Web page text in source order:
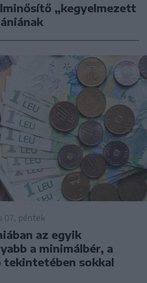
„kegyelmezett
07., péntek
az egyik
a minimálbér, a
tekintetében sokkal